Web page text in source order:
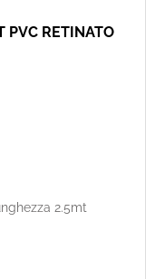
PVC RETINATO
2.5mt